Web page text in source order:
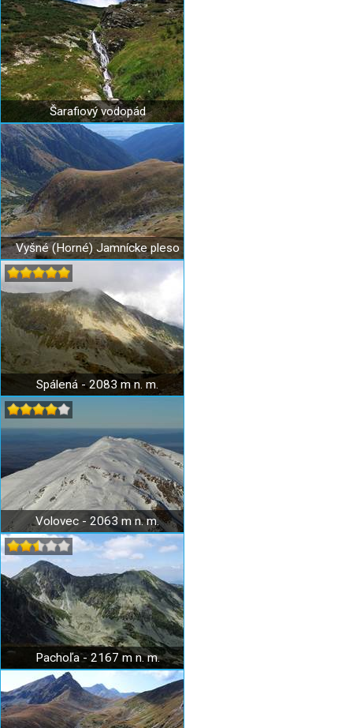
Šarafiový vodopád
Vyšné (Horné) Jamnícke pleso
Spálená - 2083 m n. m.
Volovec - 2063 m n. m.
Pachoľa - 2167 m n. m.